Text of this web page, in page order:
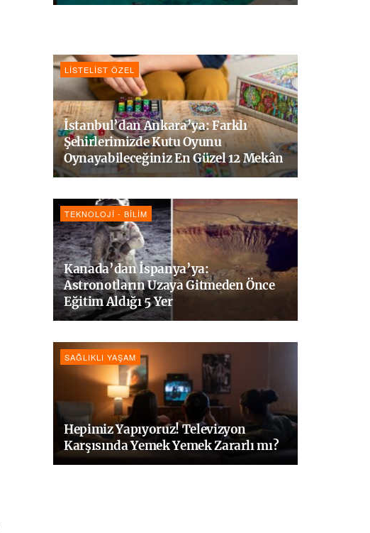
LISTELIST ÖZEL
İstanbul’dan Ankara’ya: Farklı
Şehirlerimizde Kutu Oyunu
Oynayabileceğiniz En Güzel 12 Mekân
TEKNOLOJI - BILIM
Kanada’dan İspanya’ya:
Astronotların Uzaya Gitmeden Önce
Eğitim Aldığı 5 Yer
SAĞLIKLI YAŞAM
Hepimiz Yapıyoruz! Televizyon
Karşısında Yemek Yemek Zararlı mı?